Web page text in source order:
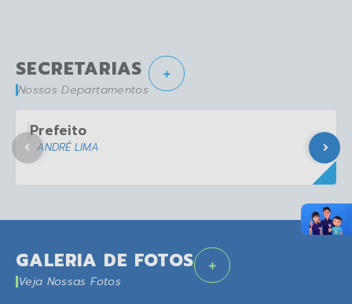
SECRETARIAS
Nossos Departamentos
Prefeito
ANDRÉ LIMA
GALERIA DE FOTOS
Veja Nossas Fotos